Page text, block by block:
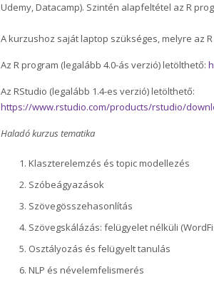
Udemy, Datacamp). Szintén alapfeltétel az R
A kurzushoz saját laptop szükséges, melyre az
Az R program (legalább 4.0-ás verzió) letölthető:
Az RStudio (legalább 1.4-es verzió) letölthető:
https://www.rstudio.com/products/rstudio/
Haladó kurzus tematika
Klaszterelemzés és topic modellezés
Szóbeágyazások
Szövegösszehasonlítás
Szövegskálázás: felügyelet nélküli
Osztályozás és felügyelt tanulás
NLP és névelemfelismerés